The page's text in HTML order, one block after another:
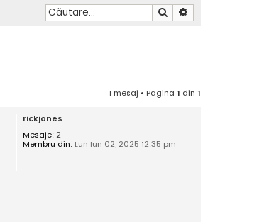
Căutare
1 mesaj • Pagina 1 din 1
rickjones
Mesaje: 2
Membru din: Lun Iun 02, 2025 12:35 pm